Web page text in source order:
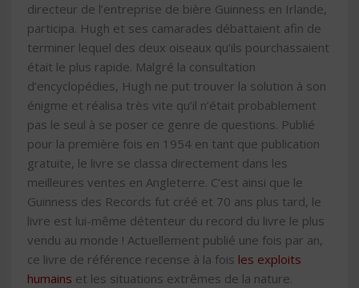
directeur de l’entreprise de bière Guinness en Irlande,
participa. Hugh et ses camarades débattaient afin de
terminer lequel des deux oiseaux qu’ils pourchassaient
était le plus rapide. Malgré la consultation
d’encyclopédies, Hugh ne put trouver la solution à son
énigme et réalisa très vite qu’il n’était probablement
pas le seul à se poser ce genre de questions. Publié
pour la première fois en 1954 en tant que publication
gratuite, le livre se classa directement dans les
meilleures ventes en Angleterre. C’est ainsi que le
Guinness des Records fut créé et 70 ans plus tard, le
livre est lui-même détenteur du record du livre le plus
vendu au monde ! Actuellement publié une fois par an,
ce livre de référence recense à la fois les exploits
humains et les situations extrêmes de la nature.